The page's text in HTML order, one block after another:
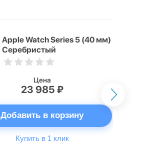
Apple Watch Series 5 (40 мм)
Серебристый
Цена
23 985 ₽
Добавить в корзину
Купить в 1 клик